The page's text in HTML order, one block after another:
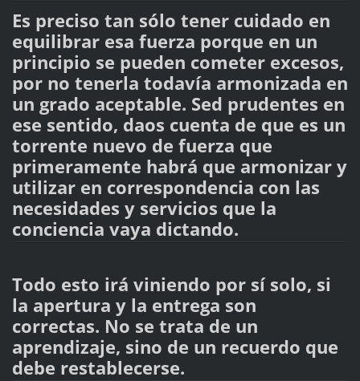
Es preciso tan sólo tener cuidado en
equilibrar esa fuerza porque en un
principio se pueden cometer excesos,
por no tenerla todavía armonizada en
un grado aceptable. Sed prudentes en
ese sentido, daos cuenta de que es un
torrente nuevo de fuerza que
primeramente habrá que armonizar y
utilizar en correspondencia con las
necesidades y servicios que la
conciencia vaya dictando.
Todo esto irá viniendo por sí solo, si
la apertura y la entrega son
correctas. No se trata de un
aprendizaje, sino de un recuerdo que
debe restablecerse.